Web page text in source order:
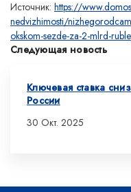
Источник: https://
nedvizhimosti/
okskom-sezde-za-2-mlrd-
Следующая новость
Ключевая ставка
России
30 Окт. 2025